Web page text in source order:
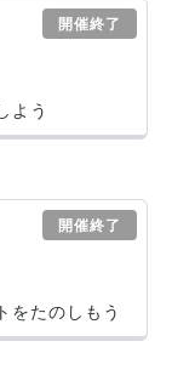
開催終了
よう
開催終了
をたのしもう